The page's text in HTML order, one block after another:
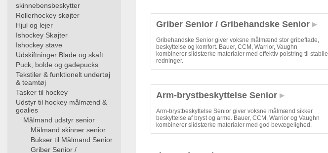
skinnebensbeskytter
Rollerhockey skøjter
Hjul og lejer
Ishockey Skøjter
Ishockey stave
Udskiftninger Blade og skaft
Puck, bolde og gadepucks
Tekstiler & funktionelt undertøj
& teamtøj
Tasker til hockey
Udstyr til hockey målmænd &
goalies
Målmand udstyr senior
Målmand skinner senior
Bukser til Målmand Senior
Griber Senior /
Griber Senior / Gribehandske Senior
Gribehandske Senior giver voksne målmænd stor gribeflade,
beskyttelse og komfort. Bauer, CCM, Warrior, Vaughn
kombinerer slidstærke materialer med effektiv polstring til stabile
redninger.
Arm-brystbeskyttelse Senior
Arm-brystbeskyttelse Senior giver voksne målmænd sikker
beskyttelse af bryst og arme. Bauer, CCM, Warrior og Vaughn
kombinerer slidstærke materialer med god bevægelighed.